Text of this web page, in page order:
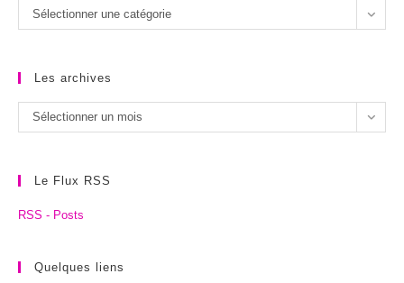
Les
catégories
Sélectionner une catégorie
Les archives
Les
archives
Sélectionner un mois
Le Flux RSS
RSS - Posts
Quelques liens